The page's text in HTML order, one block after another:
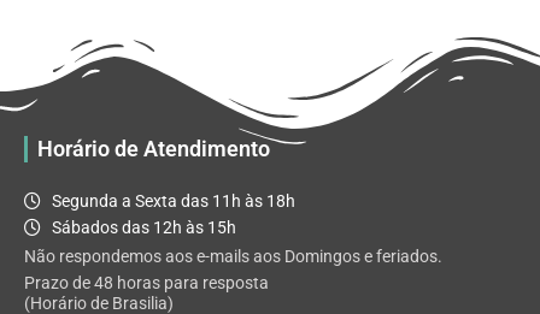
Horário de Atendimento
Segunda a Sexta das 11h às 18h
Sábados das 12h às 15h
Não respondemos aos e-mails aos Domingos e feriados.
Prazo de 48 horas para resposta
(Horário de Brasilia)